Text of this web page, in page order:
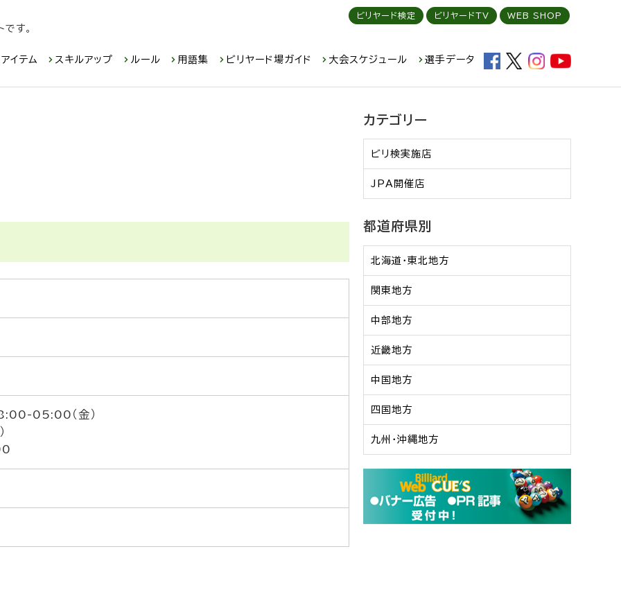
す。
イテム スキルアップ ルール 用語集 ビリヤード場ガイド 大会スケジュール 選手データ
ビリヤード検定 ビリヤードTV WEB SHOP
05:00（金）
カテゴリー
ビリ検実施店
JPA開催店
都道府県別
北海道・東北地方
関東地方
中部地方
近畿地方
中国地方
四国地方
九州・沖縄地方